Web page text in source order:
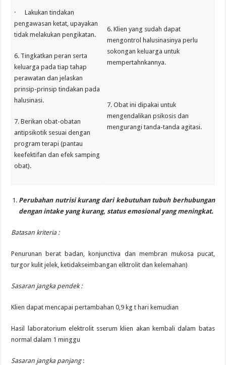
· Lakukan tindakan
pengawasan ketat, upayakan
tidak melakukan pengikatan.
6. Tingkatkan peran serta
keluarga pada tiap tahap
perawatan dan jelaskan
prinsip-prinsip tindakan pada
halusinasi.
7. Berikan obat-obatan
antipsikotik sesuai dengan
program terapi (pantau
keefektifan dan efek samping
obat).
6. Klien yang sudah dapat
mengontrol halusinasinya perlu
sokongan keluarga untuk
mempertahnkannya.
7. Obat ini dipakai untuk
mengendalikan psikosis dan
mengurangi tanda-tanda agitasi.
Perubahan nutrisi kurang dari kebutuhan tubuh berhubungan
dengan intake yang kurang, status emosional yang meningkat.
Batasan kriteria :
Penurunan berat badan, konjunctiva dan membran mukosa pucat,
turgor kulit jelek, ketidakseimbangan elktrolit dan kelemahan)
Sasaran jangka pendek :
Klien dapat mencapai pertambahan 0,9 kg t hari kemudian
Hasil laboratorium elektrolit sserum klien akan kembali dalam batas
normal dalam 1 minggu
Sasaran jangka panjang: